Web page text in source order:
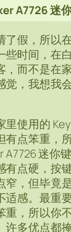
A7726 迷你
假，所以
些时间，在
，而不是在
觉，我想我
里使用的
有点笨重，
A7726 迷你
有点硬，按
窄，但毕竟
适感。最重
重，所以你
多优点都